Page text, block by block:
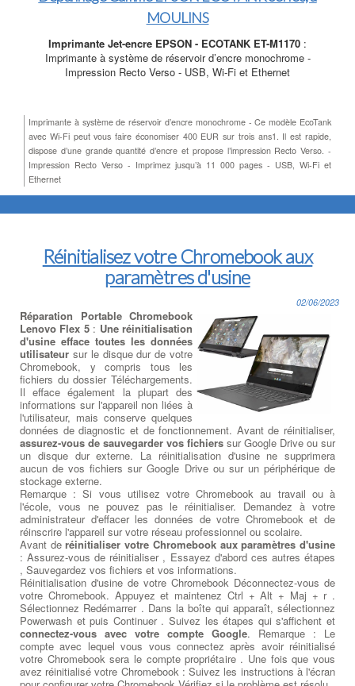
MOULINS
Imprimante Jet-encre EPSON - ECOTANK ET-M1170 :
Imprimante à système de réservoir d’encre monochrome -
Impression Recto Verso - USB, Wi-Fi et Ethernet
Imprimante à système de réservoir d’encre monochrome - Ce modèle EcoTank
avec Wi-Fi peut vous faire économiser 400 EUR sur trois ans1. Il est rapide,
dispose d’une grande quantité d’encre et propose l’impression Recto Verso. -
Impression Recto Verso - Imprimez jusqu’à 11 000 pages - USB, Wi-Fi et
Ethernet
Réinitialisez votre Chromebook aux
paramètres d'usine
02/06/2023
Réparation Portable Chromebook
Lenovo Flex 5: Une réinitialisation
d'usine efface toutes les données
utilisateur sur le disque dur de votre
Chromebook, y compris tous les
fichiers du dossier Téléchargements.
Il efface également la plupart des
informations sur l'appareil non liées à
l'utilisateur, mais conserve quelques
données de diagnostic et de fonctionnement. Avant de réinitialiser,
assurez-vous de sauvegarder vos fichiers sur Google Drive ou sur
un disque dur externe. La réinitialisation d'usine ne supprimera
aucun de vos fichiers sur Google Drive ou sur un périphérique de
stockage externe.
Remarque : Si vous utilisez votre Chromebook au travail ou à
l'école, vous ne pouvez pas le réinitialiser. Demandez à votre
administrateur d'effacer les données de votre Chromebook et de
réinscrire l'appareil sur votre réseau professionnel ou scolaire.
Avant deréinitialiser votre Chromebook aux paramètres d'usine
: Assurez-vous de réinitialiser , Essayez d'abord ces autres étapes
, Sauvegardez vos fichiers et vos informations.
Réinitialisation d'usine de votre Chromebook Déconnectez-vous de
votre Chromebook. Appuyez et maintenez Ctrl + Alt + Maj + r .
Sélectionnez Redémarrer . Dans la boîte qui apparaît, sélectionnez
Powerwash et puis Continuer . Suivez les étapes qui s'affichent et
connectez-vous avec votre compte Google. Remarque : Le
compte avec lequel vous vous connectez après avoir réinitialisé
votre Chromebook sera le compte propriétaire . Une fois que vous
avez réinitialisé votre Chromebook : Suivez les instructions à l'écran